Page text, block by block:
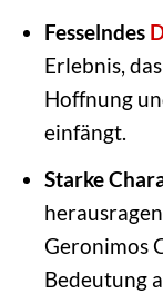
Fesselndes
Erlebnis,
Hoffnung
einfängt.
Starke
Geronimos
Bedeutung